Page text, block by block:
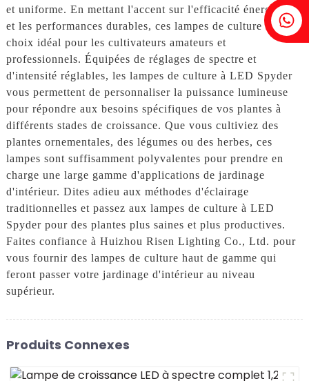
Tobin : +86 18818667168
et uniforme. En mettant l'accent sur l'efficacité énergétique
et les performances durables, ces lampes de culture sont le
choix idéal pour les cultivateurs amateurs et
professionnels. Équipées de réglages de spectre et
d'intensité réglables, les lampes de culture à LED Spyder
vous permettent de personnaliser la puissance lumineuse
pour répondre aux besoins spécifiques de vos plantes à
différents stades de croissance. Que vous cultiviez des
plantes ornementales, des légumes ou des herbes, ces
lampes sont suffisamment polyvalentes pour prendre en
charge une large gamme d'applications de jardinage
d'intérieur. Dites adieu aux méthodes d'éclairage
traditionnelles et passez aux lampes de culture à LED
Spyder pour des plantes plus saines et plus productives.
Faites confiance à Huizhou Risen Lighting Co., Ltd. pour
vous fournir des lampes de culture haut de gamme qui
feront passer votre jardinage d'intérieur au niveau
supérieur.
Produits Connexes